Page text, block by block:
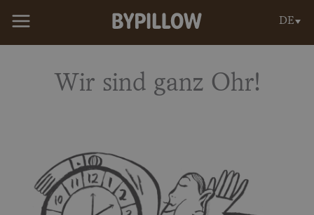
Inhalt
DE
Wir sind ganz Ohr!